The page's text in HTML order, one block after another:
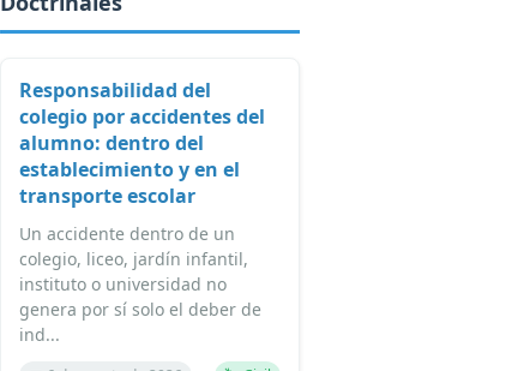
Responsabilidad del
colegio por accidentes del
alumno: dentro del
establecimiento y en el
transporte escolar
Un accidente dentro de un
colegio, liceo, jardín infantil,
instituto o universidad no
genera por sí solo el deber de
ind...